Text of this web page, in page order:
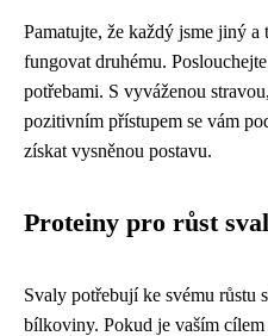
Pamatujte, že každý jsme jiný
fungovat druhému.
potřebami. S vyváženou
pozitivním přístupem se vám
získat vysněnou postavu.
Proteiny pro růst
Svaly potřebují ke svému růstu
bílkoviny. Pokud je vaším cílem